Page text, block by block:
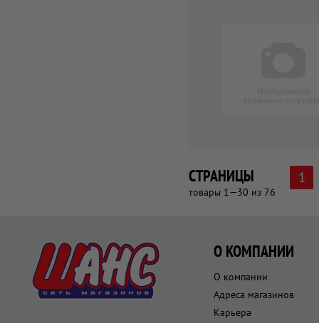
СТРАНИЦЫ
товары 1—30 из 76
1
О КОМПАНИИ
О компании
Адреса магазинов
Карьера